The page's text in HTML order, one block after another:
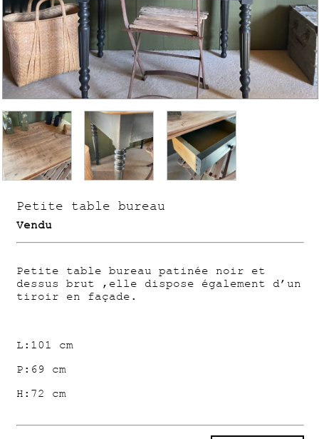
Petite table bureau
Vendu
Petite table bureau patinée noir et
dessus brut ,elle dispose également d’un
tiroir en façade.
L:101 cm
P:69 cm
H:72 cm